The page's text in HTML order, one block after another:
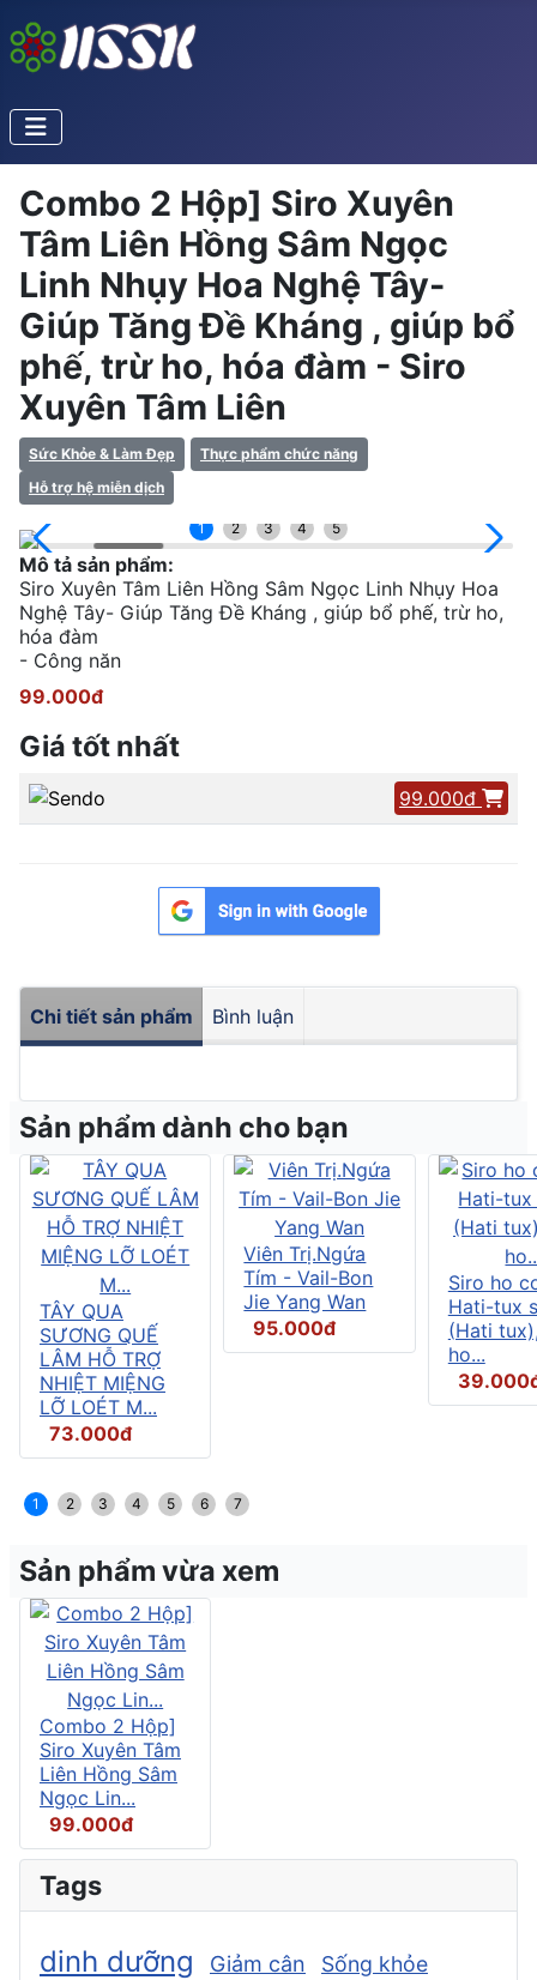
Combo 2 Hộp] Siro Xuyên
Tâm Liên Hồng Sâm Ngọc
Linh Nhụy Hoa Nghệ Tây-
Giúp Tăng Đề Kháng , giúp bổ
phế, trừ ho, hóa đàm - Siro
Xuyên Tâm Liên
Sức Khỏe & Làm Đẹp
Thực phẩm chức năng
Hỗ trợ hệ miễn dịch
1 2 3 4 5
Mô tả sản phẩm:
Siro Xuyên Tâm Liên Hồng Sâm Ngọc Linh Nhụy Hoa
Nghệ Tây- Giúp Tăng Đề Kháng , giúp bổ phế, trừ ho,
hóa đàm
- Công năn
99.000đ
Giá tốt nhất
99.000đ
Chi tiết sản phẩm Bình luận
Sản phẩm dành cho bạn
TÂY QUA
SƯƠNG QUẾ
LÂM HỖ TRỢ
NHIỆT MIỆNG
LỠ LOÉT M...
73.000đ
Viên Trị.Ngứa
Tím - Vail-Bon
Jie Yang Wan
95.000đ
Siro ho
Hati-tux
(Hati
ho...
1 2 3 4 5 6 7
Sản phẩm vừa xem
Combo 2 Hộp]
Siro Xuyên Tâm
Liên Hồng Sâm
Ngọc Lin...
99.000đ
Tags
dinh dưỡng Giảm cân Sống khỏe